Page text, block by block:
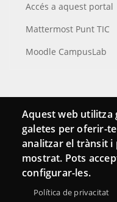
Accés a aquest portal
Mattermost Punt TIC
Moodle CampusLab
Connecta
Bustia de contacte
Butlletins
Aquest web utilitza
galetes per oferir-
analitzar el trànsit
mostrat. Pots
configurar-les.
Política de privacitat